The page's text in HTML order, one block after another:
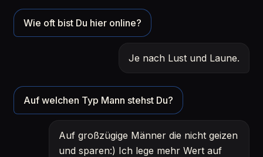
Wie oft bist Du hier online?
Je nach Lust und Laune.
Auf welchen Typ Mann stehst Du?
Auf großzügige Männer die nicht geizen
und sparen:) Ich lege mehr Wert auf